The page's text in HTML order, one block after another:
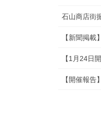
石山商店街
【新聞掲
【1月24日
【開催報